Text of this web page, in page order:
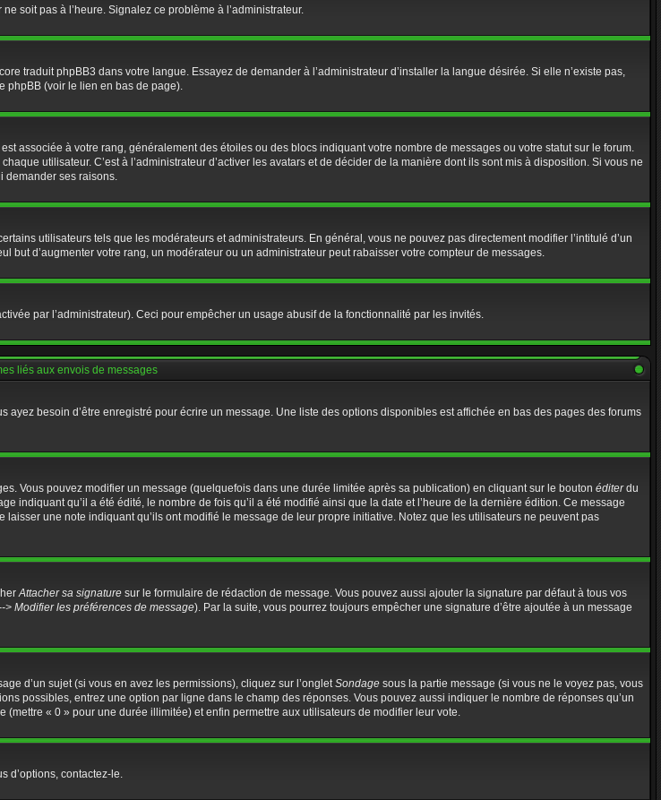
soit pas à l’heure. Signalez ce problème à l’administrateur.
traduit phpBB3 dans votre langue. Essayez de demander à l’administrateur d’installer la langue désirée. Si elle n’existe pas,
phpBB (voir le lien en bas de page).
associée à votre rang, généralement des étoiles ou des blocs indiquant votre nombre de messages ou votre statut sur le forum.
utilisateur. C’est à l’administrateur d’activer les avatars et de décider de la manière dont ils sont mis à disposition. Si vous ne
demander ses raisons.
utilisateurs tels que les modérateurs et administrateurs. En général, vous ne pouvez pas directement modifier l’intitulé d’un
but d’augmenter votre rang, un modérateur ou un administrateur peut rabaisser votre compteur de messages.
par l’administrateur). Ceci pour empêcher un usage abusif de la fonctionnalité par les invités.
liés aux envois de messages
besoin d’être enregistré pour écrire un message. Une liste des options disponibles est affichée en bas des pages des forums
Vous pouvez modifier un message (quelquefois dans une durée limitée après sa publication) en cliquant sur le bouton éditerdu
indiquant qu’il a été édité, le nombre de fois qu’il a été modifié ainsi que la date et l’heure de la dernière édition. Ce message
une note indiquant qu’ils ont modifié le message de leur propre initiative. Notez que les utilisateurs ne peuvent pas
Attacher sa signature sur le formulaire de rédaction de message. Vous pouvez aussi ajouter la signature par défaut à tous vos
> Modifier les préférences de message). Par la suite, vous pourrez toujours empêcher une signature d’être ajoutée à un message
d’un sujet (si vous en avez les permissions), cliquez sur l’ongletSondage sous la partie message (si vous ne le voyez pas, vous
possibles, entrez une option par ligne dans le champ des réponses. Vous pouvez aussi indiquer le nombre de réponses qu’un
« 0 » pour une durée illimitée) et enfin permettre aux utilisateurs de modifier leur vote.
d’options, contactez-le.